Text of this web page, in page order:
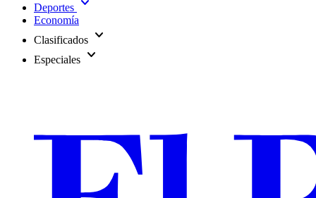
Deportes
Economía
Clasificados expand_more
Especiales expand_more